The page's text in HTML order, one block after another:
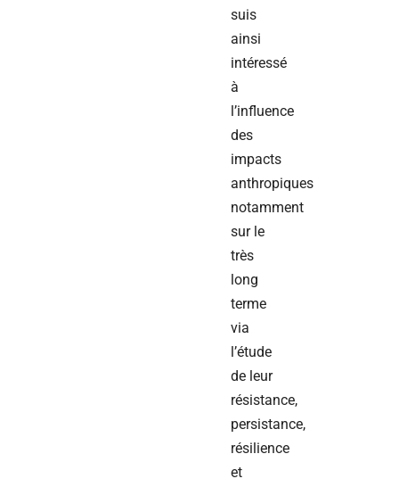
suis
ainsi
intéressé
à
l’influence
des
impacts
anthropiques
notamment
sur le
très
long
terme
via
l’étude
de leur
résistance,
persistance,
résilience
et